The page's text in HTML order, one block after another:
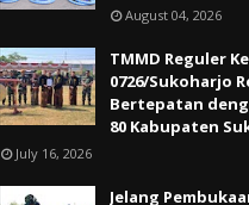
August 04, 2026
TMMD Reguler
0726/Sukoharjo
Bertepatan
80 Kabupaten
July 16, 2026
Jelang